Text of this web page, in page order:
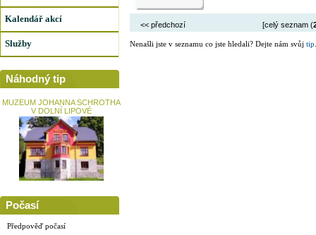
Kalendář akcí
Služby
Náhodný tip
MUZEUM JOHANNA SCHROTHA
V DOLNÍ LIPOVÉ
Počasí
Předpověď počasí
<< předchozí [celý seznam (
Nenašli jste v seznamu co jste hledali? Dejte nám svůj tip